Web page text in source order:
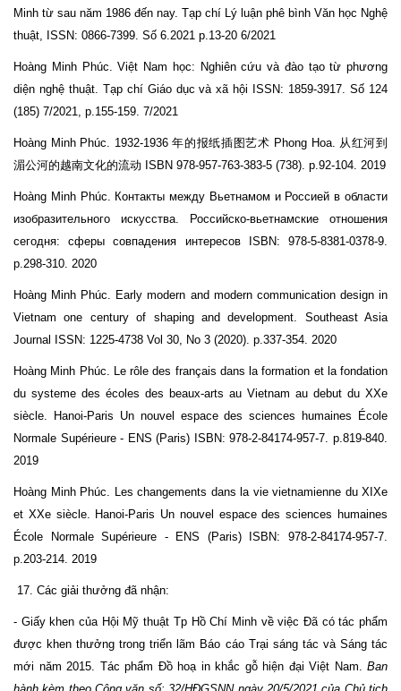
Minh từ sau năm 1986 đến nay. Tạp chí Lý luận phê bình Văn học Nghệ
thuật, ISSN: 0866-7399. Số 6.2021 p.13-20 6/2021
Hoàng Minh Phúc. Việt Nam học: Nghiên cứu và đào tạo từ phương
diện nghệ thuật. Tạp chí Giáo dục và xã hội ISSN: 1859-3917. Số 124
(185) 7/2021, p.155-159. 7/2021
Hoàng Minh Phúc. 1932-1936 年的报纸插图艺术 Phong Hoa. 从红河到
湄公河的越南文化的流动 ISBN 978-957-763-383-5 (738). p.92-104. 2019
Hoàng Minh Phúc. Контакты между Вьетнамом и Россией в области
изобразительного искусства. Российско-вьетнамские отношения
сегодня: сферы совпадения интересов ISBN: 978-5-8381-0378-9.
p.298-310. 2020
Hoàng Minh Phúc. Early modern and modern communication design in
Vietnam one century of shaping and development. Southeast Asia
Journal ISSN: 1225-4738 Vol 30, No 3 (2020). p.337-354. 2020
Hoàng Minh Phúc. Le rôle des français dans la formation et la fondation
du systeme des écoles des beaux-arts au Vietnam au debut du XXe
siècle. Hanoi-Paris Un nouvel espace des sciences humaines École
Normale Supérieure - ENS (Paris) ISBN: 978-2-84174-957-7. p.819-840.
2019
Hoàng Minh Phúc. Les changements dans la vie vietnamienne du XIXe
et XXe siècle. Hanoi-Paris Un nouvel espace des sciences humaines
École Normale Supérieure - ENS (Paris) ISBN: 978-2-84174-957-7.
p.203-214. 2019
17. Các giải thưởng đã nhận:
- Giấy khen của Hội Mỹ thuật Tp Hồ Chí Minh về việc Đã có tác phẩm
được khen thưởng trong triển lãm Báo cáo Trại sáng tác và Sáng tác
mới năm 2015. Tác phẩm Đồ hoạ in khắc gỗ hiện đại Việt Nam. Ban